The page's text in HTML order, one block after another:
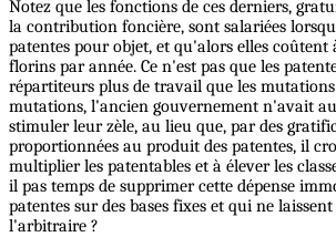
Notez que les fonctions de ces derniers,
la contribution foncière, sont salariées
patentes pour objet, et qu'alors elles coûtent
florins par année. Ce n'est pas que les
répartiteurs plus de travail que les
mutations, l'ancien gouvernement n'avait
stimuler leur zèle, au lieu que, par des
proportionnées au produit des patentes, il
multiplier les patentables et à élever les
il pas temps de supprimer cette dépense
patentes sur des bases fixes et qui ne
l'arbitraire ?